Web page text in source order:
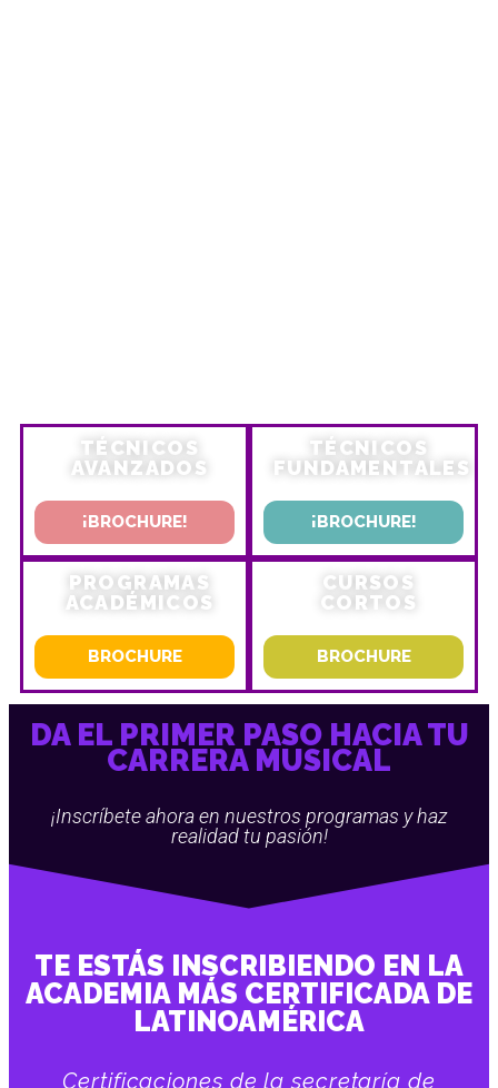
TÉCNICOS
AVANZADOS
¡BROCHURE!
TÉCNICOS
FUNDAMENTALES
¡BROCHURE!
PROGRAMAS
ACADÉMICOS
BROCHURE
CURSOS
CORTOS
BROCHURE
DA EL PRIMER PASO HACIA TU
CARRERA MUSICAL
¡Inscríbete ahora en nuestros programas y haz
realidad tu pasión!
TE ESTÁS INSCRIBIENDO EN LA
ACADEMIA MÁS CERTIFICADA DE
LATINOAMÉRICA
Certificaciones de la secretaría de